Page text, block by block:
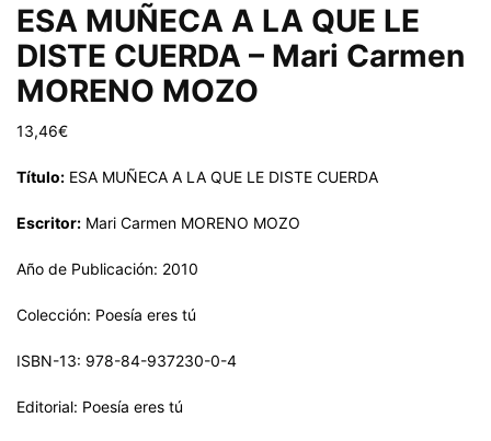
ESA MUÑECA A LA QUE LE
DISTE CUERDA – Mari Carmen
MORENO MOZO
13,46€
Título: ESA MUÑECA A LA QUE LE DISTE CUERDA
Escritor: Mari Carmen MORENO MOZO
Año de Publicación: 2010
Colección: Poesía eres tú
ISBN-13: 978-84-937230-0-4
Editorial: Poesía eres tú